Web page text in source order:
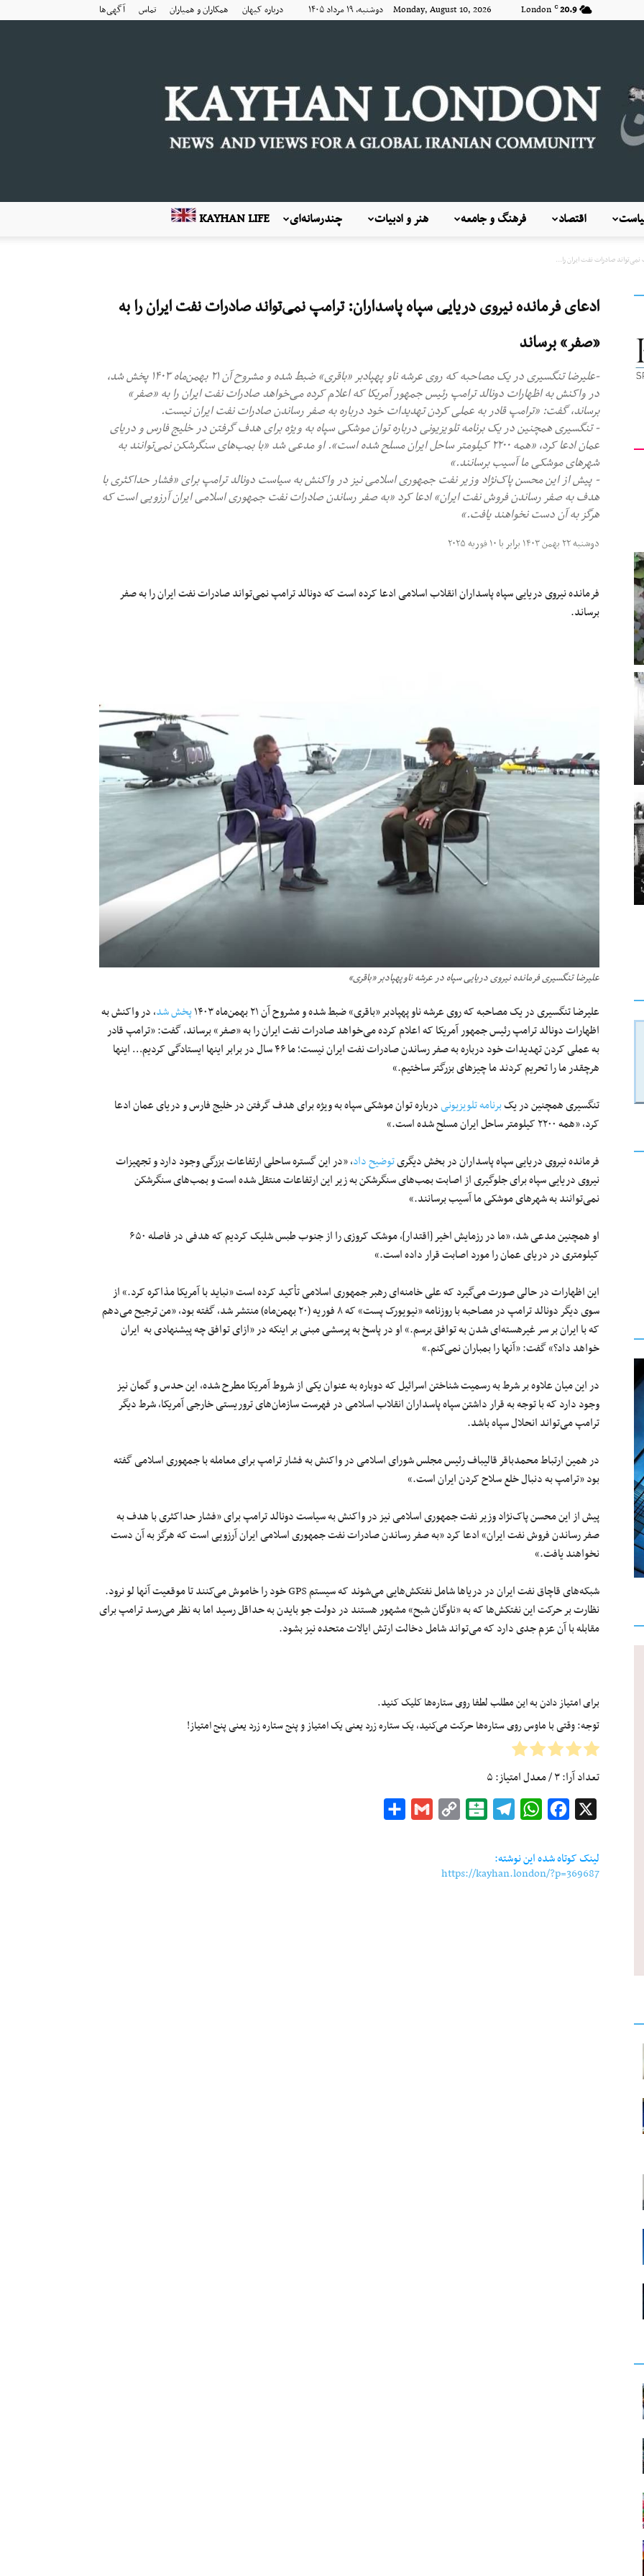
20.9
C
London Monday, August 10, 2026 دوشنبه, ۱۹ مرداد ۱۴۰۵ درباره کیهان همکاران و همیاران تماس آگهی‌ها
لندن
KAYHAN LIFE چندرسانه‌ای هنر و ادبیات فرهنگ و جامعه اقتصاد
صادرات نفت ایران را...
ادعای فرمانده نیروی دریایی سپاه پاسداران: ترامپ نمی‌تواند صادرات نفت ایران را به
«صفر» برساند
-علیرضا تنگسیری در یک مصاحبه که روی عرشه ناو پهپادبر «باقری» ضبط شده و مشروح آن ۲۱ بهمن‌ماه ۱۴۰۳ پخش شد،
در واکنش به اظهارات دونالد ترامپ رئیس‌ جمهور آمریکا که اعلام کرده می‌خواهد صادرات نفت ایران را به «صفر»
برساند، گفت: «ترامپ قادر به عملی کردن تهدیدات خود درباره به صفر رساندن صادرات نفت ایران نیست.
- تنگسیری همچنین در یک برنامه تلویزیونی درباره توان موشکی سپاه به ویژه برای هدف گرفتن در خلیج فارس و دریای
عمان ادعا کرد، «همه ۲۲۰۰ کیلومتر ساحل ایران مسلح شده است». او مدعی شد «با بمب‌های سنگرشکن نمی‌توانند به
شهرهای موشکی ما آسیب‌ برسانند.»
- پیش از این محسن پاک‌نژاد وزیر نفت جمهوری اسلامی نیز در واکنش به سیاست دونالد ترامپ برای «فشار حداکثری با
هدف به صفر رساندن فروش نفت ایران» ادعا کرد «به صفر رساندن صادرات نفت جمهوری اسلامی ایران آرزویی است که
هرگز به آن دست نخواهند یافت.»
دوشنبه ۲۲ بهمن ۱۴۰۳ برابر با ۱۰ فوریه ۲۰۲۵
فرمانده نیروی دریایی سپاه پاسداران انقلاب اسلامی ادعا کرده است که دونالد ترامپ نمی‌تواند صادرات نفت ایران را به صفر
برساند.
علیرضا تنگسیری فرمانده نیروی دریایی سپاه در عرشه ناوپهپادبر «باقری»
علیرضا تنگسیری در یک مصاحبه که روی عرشه ناو پهپادبر «باقری» ضبط شده و مشروح آن ۲۱ بهمن‌ماه ۱۴۰۳ پخش شد، در واکنش به
اظهارات دونالد ترامپ رئیس‌ جمهور آمریکا که اعلام کرده می‌خواهد صادرات نفت ایران را به «صفر» برساند، گفت: «ترامپ قادر
به عملی کردن تهدیدات خود درباره به صفر رساندن صادرات نفت ایران نیست؛ ما ۴۶ سال در برابر اینها ایستادگی کردیم… اینها
هرچقدر ما را تحریم کردند ما چیزهای بزرگتر ساختیم.»
تنگسیری همچنین در یکبرنامه تلویزیونیدرباره توان موشکی سپاه به ویژه برای هدف گرفتن در خلیج فارس و دریای عمان ادعا
کرد، «همه ۲۲۰۰ کیلومتر ساحل ایران مسلح شده است.»
فرمانده نیروی دریایی سپاه پاسداران در بخش دیگریتوضیح داد، «در این گستره ساحلی ارتفاعات بزرگی وجود دارد و تجهیزات
نیروی دریایی سپاه برای جلوگیری از اصابت بمب‌های سنگرشکن به زیر این ارتفاعات منتقل شده است و بمب‌های سنگرشکن
نمی‌توانند به شهرهای موشکی ما آسیب‌ برسانند.»
او همچنین مدعی شد، «ما در رزمایش اخیر [اقتدار]، موشک کروزی را از جنوب طبس شلیک کردیم که هدفی در فاصله ۶۵۰
کیلومتری در دریای عمان را مورد اصابت قرار داده است.»
این اظهارات در حالی صورت می‌گیرد که علی خامنه‌ای رهبر جمهوری اسلامی تأکید کرده است «نباید با آمریکا مذاکره کرد.» از
سوی دیگر دونالد ترامپ در مصاحبه با روزنامه «نیویورک پست» که ۸ فوریه (۲۰ بهمن‌ماه) منتشر شد، گفته بود، «من ترجیح می‌دهم
که با ایران بر سر غیر‌هسته‌ای شدن به توافق برسم.» او در پاسخ به پرسشی مبنی بر اینکه در «ازای توافق چه پیشنهادی به ایران
خواهد داد؟» گفت: «آنها را بمباران نمی‌کنم.»
در این میان علاوه بر شرط به رسمیت شناختن اسرائیل که دوباره به عنوان یکی از شروط آمریکا مطرح شده، این حدس و گمان نیز
وجود دارد که با توجه به قرار داشتن سپاه پاسداران انقلاب اسلامی در فهرست سازمان‌های تروریستی خارجی آمریکا، شرط دیگر
ترامپ می‌تواند انحلال سپاه باشد.
در همین ارتباط محمدباقر قالیباف رئیس مجلس شورای اسلامی در واکنش به فشار ترامپ برای معامله با جمهوری اسلامی گفته
بود «ترامپ به دنبال خلع سلاح کردن ایران است.»
پیش از این محسن پاک‌نژاد وزیر نفت جمهوری اسلامی نیز در واکنش به سیاست دونالد ترامپ برای «فشار حداکثری با هدف به
صفر رساندن فروش نفت ایران» ادعا کرد «به صفر رساندن صادرات نفت جمهوری اسلامی ایران آرزویی است که هرگز به آن دست
نخواهند یافت.»
شبکه‌های قاچاق نفت ایران در دریاها شامل نفتکش‌هایی می‌شوند که سیستم GPS خود را خاموش می‌کنند تا موقعیت آنها لو نرود.
نظارت بر حرکت این نفتکش‌ها که به «ناوگان شبح» مشهور هستند در دولت جو بایدن به حداقل رسید اما به نظر می‌رسد ترامپ برای
مقابله با آن عزم جدی دارد که می‌تواند شامل دخالت ارتش ایالات متحده نیز بشود.
برای امتیاز دادن به این مطلب لطفا روی ستاره‌ها کلیک کنید.
توجه: وقتی با ماوس روی ستاره‌ها حرکت می‌کنید، یک ستاره زرد یعنی یک امتیاز و پنج ستاره زرد یعنی پنج امتیاز!
تعداد آرا:۳/ معدل امتیاز:۵
Facebook
WhatsApp
Telegram
Balatarin
Copy
Gmail
لینک کوتاه شده این نوشته:
https://kayhan.london/?p=369687